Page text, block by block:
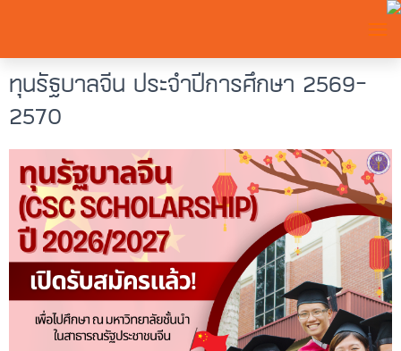
ทุนรัฐบาลจีน ประจำปีการศึกษา 2569–
2570